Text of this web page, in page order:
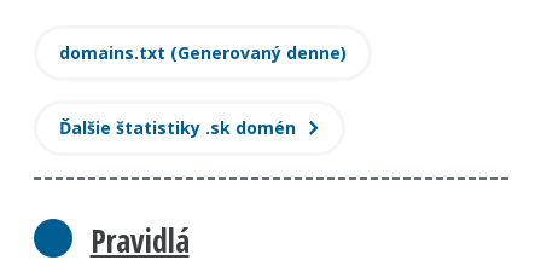
domains.txt (Generovaný denne)
Ďalšie štatistiky .sk domén
Pravidlá